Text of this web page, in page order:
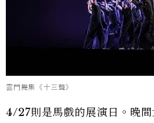
雲門舞集《十三聲》
4/27則是馬戲的展演日。晚間